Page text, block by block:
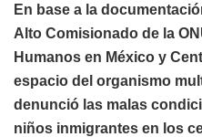
En base a la
Alto Comisionado de la
Humanos en México y
espacio del organismo
denunció las malas
niños inmigrantes en los